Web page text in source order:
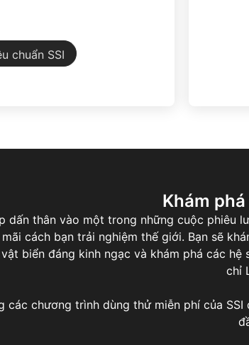
chuẩn SSI
Khám
dấn thân vào một trong những cuộc phiêu
cách bạn trải nghiệm thế giới. Bạn sẽ
biển đáng kinh ngạc và khám phá các
chỉ
các chương trình dùng thử miễn phí của